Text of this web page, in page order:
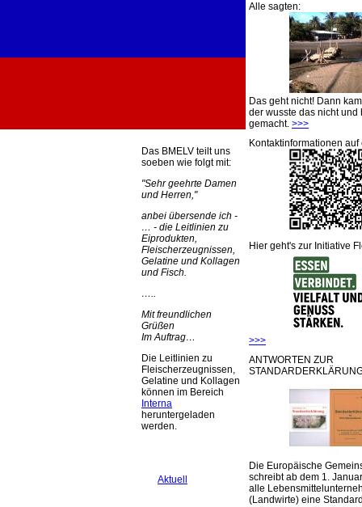
Das BMELV teilt uns
soeben wie folgt mit:
Sehr geehrte Damen
und Herren,
anbei übersende ich -
… - die Leitlinien zu
Eiprodukten,
Fleischerzeugnissen,
Gelatine und Kollagen
und Fisch.
…..
Mit freundlichen
Grüßen
Im Auftrag…
Die Leitlinien zu
Fleischerzeugnissen,
Gelatine und Kollagen
können im Bereich
Interna
heruntergeladen
werden.
Aktuell
Alle sagten:
Das geht nicht! Dann
der wusste das nicht und
gemacht. >>>
Kontaktinformationen
Hier geht's zur Initiative
>>>
ANTWORTEN ZUR
Die Europäische
schreibt ab dem 1.
alle
(Landwirte) eine